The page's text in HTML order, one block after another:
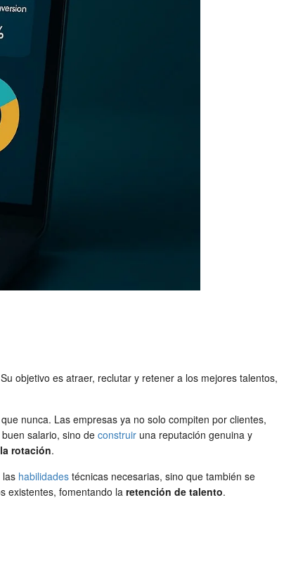
objetivo es atraer, reclutar y retener a los mejores talentos,
nunca. Las empresas ya no solo compiten por clientes,
salario, sino de construir una reputación genuina y
rotación.
las habilidades técnicas necesarias, sino que también se
existentes, fomentando la retención de talento.